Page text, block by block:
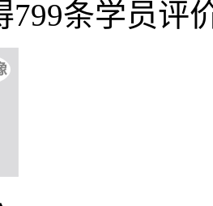
799条学员评